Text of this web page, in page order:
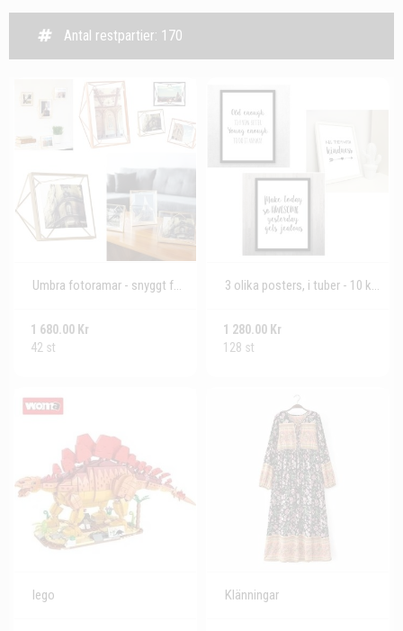
Antal restpartier: 170
Umbra fotoramar - snyggt förpackade
1 680.00 Kr
42 st
3 olika posters, i tuber - 10 kr/st
1 280.00 Kr
128 st
lego Klänningar